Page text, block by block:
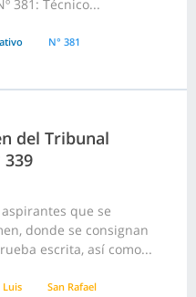
381: Técnico...
N° 381
del Tribunal
339
que se
donde se consignan
escrita, así como...
Luis San Rafael